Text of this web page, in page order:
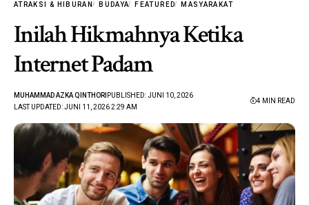
ATRAKSI & HIBURAN BUDAYA FEATURED MASYARAKAT
Inilah Hikmahnya Ketika
Internet Padam
LAST UPDATED: JUNI 11, 2026 2:29 AM
MUHAMMAD AZKA QINTHORI PUBLISHED: JUNI 10, 2026
4 MIN READ